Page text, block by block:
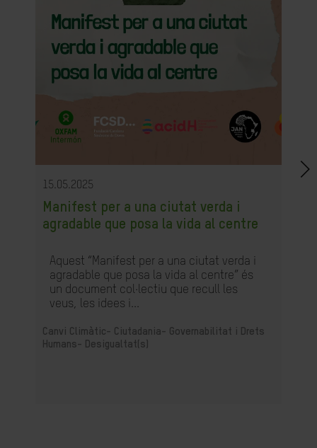
15.05.2025
Manifest per a una ciutat verda i
agradable que posa la vida al centre
Aquest “Manifest per a una ciutat verda i
agradable que posa la vida al centre” és
un document col·lectiu que recull les
veus, les idees i...
Canvi Climàtic-
Ciutadania- Governabilitat i Drets
Humans-
Desigualtat(s)